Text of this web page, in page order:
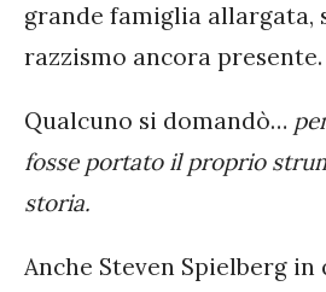
grande famiglia
razzismo ancora presente.
Qualcuno si domandò…
fosse portato il proprio
storia.
Anche Steven Spielberg